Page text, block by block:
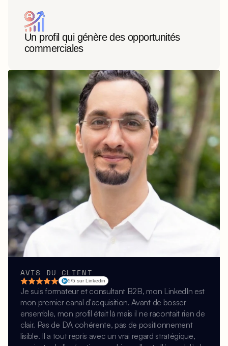
Un profil qui génère des opportunités
commerciales
AVIS DU CLIENT
5/5 sur Linkedin
Je suis formateur et consultant B2B, mon LinkedIn est
mon premier canal d'acquisition. Avant de bosser
ensemble, mon profil était là mais il ne racontait rien de
clair. Pas de DA cohérente, pas de positionnement
lisible. Il a tout repris avec un vrai regard stratégique,